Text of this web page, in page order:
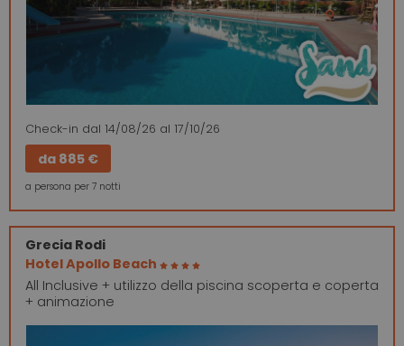
Check-in dal 14/08/26 al 17/10/26
da 885 €
a persona per 7 notti
Grecia Rodi
Hotel Apollo Beach
All Inclusive + utilizzo della piscina scoperta e coperta
+ animazione